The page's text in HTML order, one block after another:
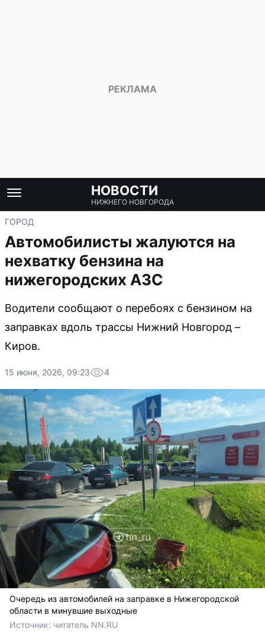
НОВОСТИ
НИЖНЕГО НОВГОРОДА
ГОРОД
Автомобилисты жалуются на
нехватку бензина на
нижегородских АЗС
Водители сообщают о перебоях с бензином на
заправках вдоль трассы Нижний Новгород –
Киров.
15 июня, 2026, 09:23 4
Очередь из автомобилей на заправке в Нижегородской
области в минувшие выходные
Источник: читатель NN.RU